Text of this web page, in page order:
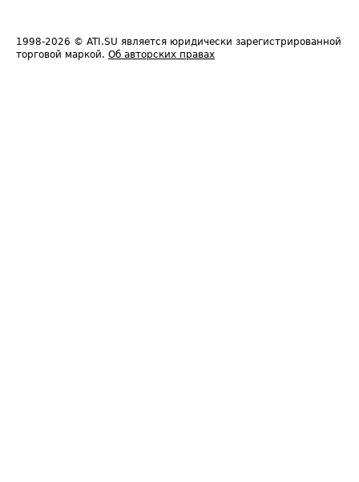
1998-2026 © ATI.SU является юридически зарегистрированной
торговой маркой. Об авторских правах